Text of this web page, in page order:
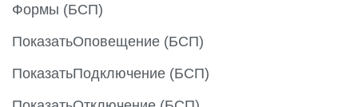
Формы (БСП)
ПоказатьОповещение (БСП)
ПоказатьПодключение (БСП)